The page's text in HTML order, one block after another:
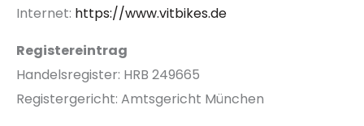
Internet: https://www.vitbikes.de
Registereintrag
Handelsregister: HRB 249665
Registergericht: Amtsgericht München